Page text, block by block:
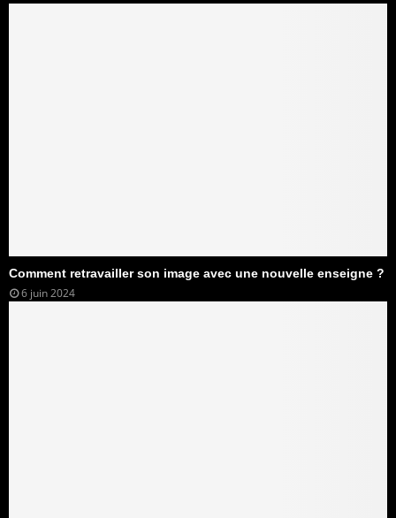
Comment retravailler son image avec une nouvelle enseigne ?
6 juin 2024